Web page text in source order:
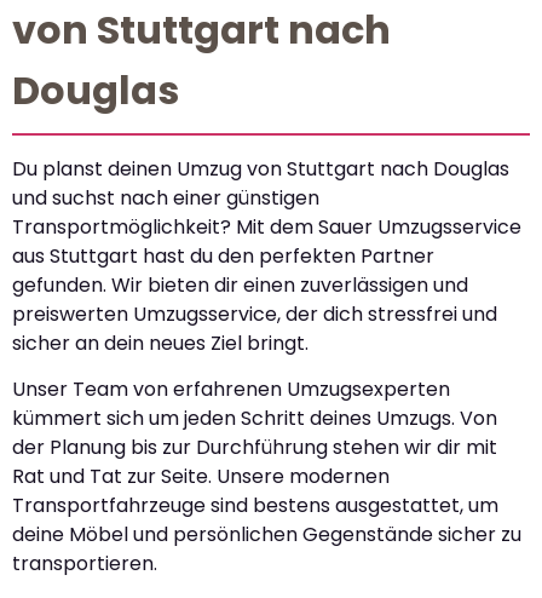
von Stuttgart nach
Douglas
Du planst deinen Umzug von Stuttgart nach Douglas
und suchst nach einer günstigen
Transportmöglichkeit? Mit dem Sauer Umzugsservice
aus Stuttgart hast du den perfekten Partner
gefunden. Wir bieten dir einen zuverlässigen und
preiswerten Umzugsservice, der dich stressfrei und
sicher an dein neues Ziel bringt.
Unser Team von erfahrenen Umzugsexperten
kümmert sich um jeden Schritt deines Umzugs. Von
der Planung bis zur Durchführung stehen wir dir mit
Rat und Tat zur Seite. Unsere modernen
Transportfahrzeuge sind bestens ausgestattet, um
deine Möbel und persönlichen Gegenstände sicher zu
transportieren.